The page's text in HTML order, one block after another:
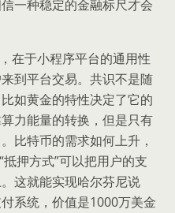
一种稳定的金融标尺才会
在于小程序平台的通用性
到平台交易。共识不是随
如黄金的特性决定了它的
力能量的转换，但是只有
比特币的需求如何上升，
押方式”可以把用户的支
这就能实现哈尔芬尼说
系统，价值是1000万美金